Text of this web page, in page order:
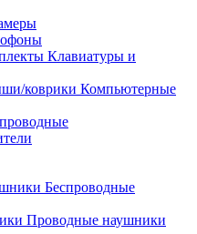
Клавиатуры и
Компьютерные
Беспроводные
Проводные наушники